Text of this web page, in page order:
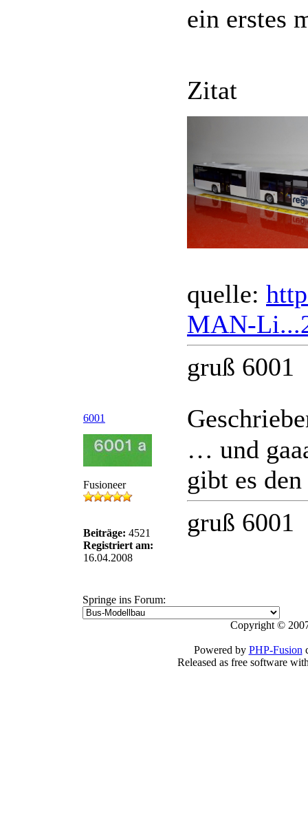
ein erstes
Zitat
quelle:
MAN-
gruß 6001
6001
Fusioneer
Beiträge: 4521
Registriert am:
16.04.2008
… und
gibt es
gruß 6001
Springe ins Forum:
Copyright ©
Powered by PHP-Fusion
Released as free software